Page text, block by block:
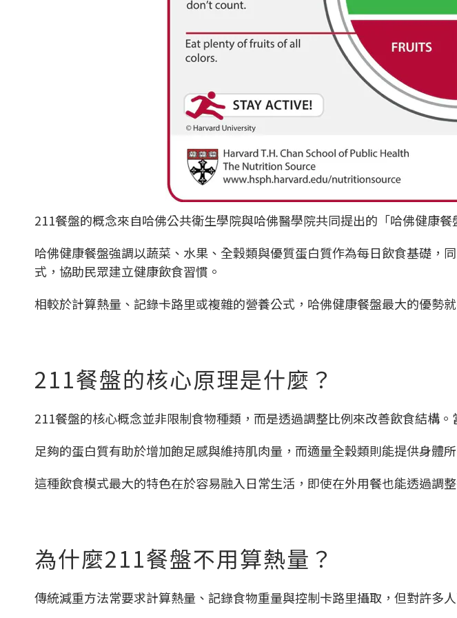
211餐盤的概念來自哈佛公共衛生學院與哈佛醫學院共同提出的「哈佛健康
哈佛健康餐盤強調以蔬菜、水果、全穀類與優質蛋白質作為每日飲食基礎
式，協助民眾建立健康飲食習慣。
相較於計算熱量、記錄卡路里或複雜的營養公式，哈佛健康餐盤最大的優勢
211餐盤的核心原理是什麼？
211餐盤的核心概念並非限制食物種類，而是透過調整比例來改善飲食結構
足夠的蛋白質有助於增加飽足感與維持肌肉量，而適量全穀類則能提供身體
這種飲食模式最大的特色在於容易融入日常生活，即使在外用餐也能透過調
為什麼211餐盤不用算熱量？
傳統減重方法常要求計算熱量、記錄食物重量與控制卡路里攝取，但對許多